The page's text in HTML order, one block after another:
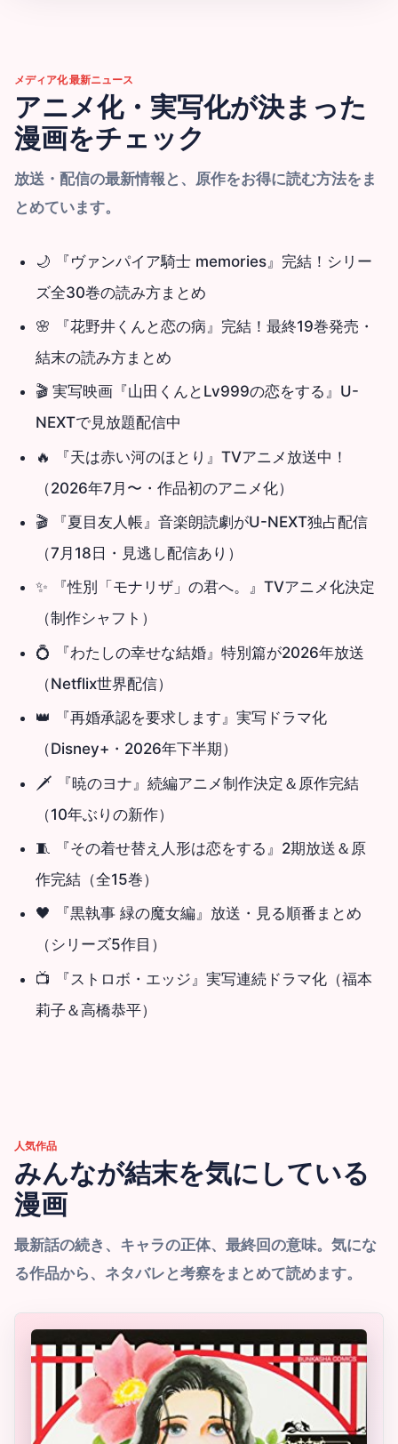
メディア化 最新ニュース
アニメ化・実写化が決まった
漫画をチェック
放送・配信の最新情報と、原作をお得に読む方法をま
とめています。
🌙
『ヴァンパイア騎士 memories』完結！シリー
ズ全30巻の読み方まとめ
🌸
『花野井くんと恋の病』完結！最終19巻発売・
結末の読み方まとめ
🎬 実写映画『山田くんとLv999の恋をする』U-
NEXTで見放題配信中
🔥
『天は赤い河のほとり』TVアニメ放送中！
（2026年7月〜・作品初のアニメ化）
🎬
『夏目友人帳』音楽朗読劇がU-NEXT独占配信
（7月18日・見逃し配信あり）
✨
『性別「モナリザ」の君へ。』TVアニメ化決定
（制作シャフト）
💍
『わたしの幸せな結婚』特別篇が2026年放送
（Netflix世界配信）
👑
『再婚承認を要求します』実写ドラマ化
（Disney+・2026年下半期）
🗡
『暁のヨナ』続編アニメ制作決定＆原作完結
（10年ぶりの新作）
🧵
『その着せ替え人形は恋をする』2期放送＆原
作完結（全15巻）
🖤
『黒執事 緑の魔女編』放送・見る順番まとめ
（シリーズ5作目）
📺
『ストロボ・エッジ』実写連続ドラマ化（福本
莉子＆高橋恭平）
人気作品
みんなが結末を気にしている
漫画
最新話の続き、キャラの正体、最終回の意味。気にな
る作品から、ネタバレと考察をまとめて読めます。